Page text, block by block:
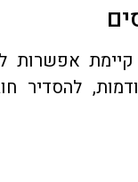
אפשרות
להסדיר